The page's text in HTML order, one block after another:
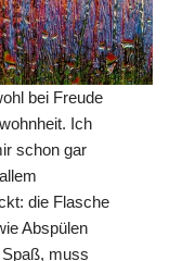
bei Freude
Ich
schon gar
die Flasche
Abspülen
muss